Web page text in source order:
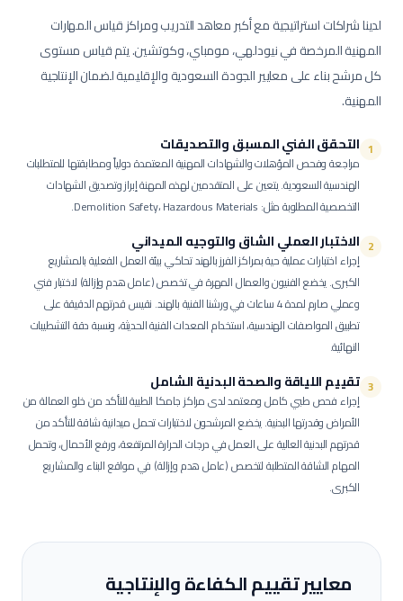
لدينا شراكات استراتيجية مع أكبر معاهد التدريب ومراكز قياس المهارات
المهنية المرخصة في نيودلهي، مومباي، وكوتشين. يتم قياس مستوى
كل مرشح بناء على معايير الجودة السعودية والإقليمية لضمان الإنتاجية
المهنية.
1 التحقق الفني المسبق والتصديقات
مراجعة وفحص المؤهلات والشهادات المهنية المعتمدة دولياً ومطابقتها للمتطلبات
الهندسية السعودية.يتعين على المتقدمين لهذه المهنة إبراز وتصديق الشهادات
التخصصية المطلوبة مثل: Demolition Safety، Hazardous Materials.
2 الاختبار العملي الشاق والتوجيه الميداني
إجراء اختبارات عملية حية بمراكز الفرز بالهند تحاكي بيئة العمل الفعلية بالمشاريع
الكبرى.يخضع الفنيون والعمال المهرة في تخصص (عامل هدم وإزالة) لاختبار فني
وعملي صارم لمدة 4 ساعات في ورشنا الفنية بالهند. نقيس قدرتهم الدقيقة على
تطبيق المواصفات الهندسية، استخدام المعدات الفنية الحديثة، ونسبة دقة التشطيبات
النهائية.
3 تقييم اللياقة والصحة البدنية الشامل
إجراء فحص طبي كامل ومعتمد لدى مراكز جامكا الطبية للتأكد من خلو العمالة من
الأمراض وقدرتها البدنية.يخضع المرشحون لاختبارات تحمل ميدانية شاقة للتأكد من
قدرتهم البدنية العالية على العمل في درجات الحرارة المرتفعة، ورفع الأحمال، وتحمل
المهام الشاقة المتطلبة لتخصص (عامل هدم وإزالة) في مواقع البناء والمشاريع
الكبرى.
معايير تقييم الكفاءة والإنتاجية